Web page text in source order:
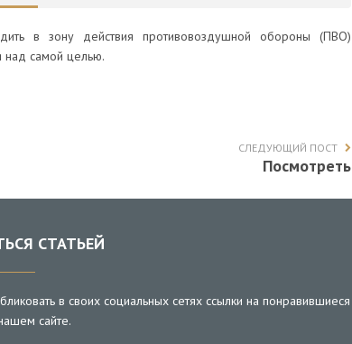
в зону действия противовоздушной обороны (ПВО)
над самой целью.
СЛЕДУЮЩИЙ ПОСТ
Посмотреть
СТАТЬЕЙ
в своих социальных сетях ссылки на понравившиеся
сайте.